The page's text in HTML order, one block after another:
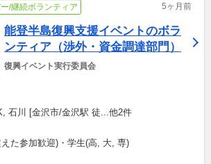
ー/継続ボランティア 5ヶ月前
能登半島復興支援イベントのボラ
ンティア（渉外・資金調達部門）
復興イベント実行委員会
石川 [金沢市/金沢駅 徒...他2件
た参加歓迎)・学生(高, 大, 専)